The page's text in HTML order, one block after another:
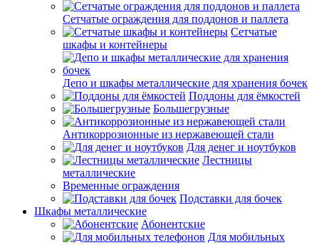
Сетчатые ограждения для поддонов и паллета
Сетчатые
шкафы и контейнеры
Депо и шкафы металлические для хранения бочек
Поддоны для ёмкостей
Большегрузные
Антикоррозионные из нержавеющей стали
Для денег и ноутбуков
Лестницы
металлические
Временные ограждения
Подставки для бочек
Шкафы металлические
Абонентские
Для мобильных